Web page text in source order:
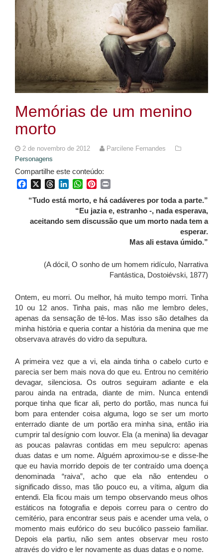
Memórias de um menino
morto
2 de novembro de 2012
Parcilene Fernandes
Personagens
Compartilhe este conteúdo:
FacebookThreadsLinkedInWhatsApp
Pinterest
“Tudo está morto, e há cadáveres por toda a parte.”
“Eu jazia e, estranho -, nada esperava,
aceitando sem discussão que um morto nada tem a
esperar.
Mas ali estava úmido.”
(A dócil, O sonho de um homem ridículo, Narrativa
Fantástica, Dostoiévski, 1877)
Ontem, eu morri. Ou melhor, há muito tempo morri. Tinha
10 ou 12 anos. Tinha pais, mas não me lembro deles,
apenas da sensação de tê-los. Mas isso são detalhes da
minha história e queria contar a história da menina que me
observava através do vidro da sepultura.
A primeira vez que a vi, ela ainda tinha o cabelo curto e
parecia ser bem mais nova do que eu. Entrou no cemitério
devagar, silenciosa. Os outros seguiram adiante e ela
parou ainda na entrada, diante de mim. Nunca entendi
porque tinha que ficar ali, perto do portão, mas nunca fui
bom para entender coisa alguma, logo se ser um morto
enterrado diante de um portão era minha sina, então iria
cumprir tal desígnio com louvor. Ela (a menina) lia devagar
as poucas palavras contidas em meu sepulcro: apenas
duas datas e um nome. Alguém aproximou-se e disse-lhe
que eu havia morrido depois de ter contraído uma doença
denominada “raiva”, acho que ela não entendeu o
significado disso, mas tão pouco eu, a vítima, algum dia
entendi. Ela ficou mais um tempo observando meus olhos
estáticos na fotografia e depois correu para o centro do
cemitério, para encontrar seus pais e acender uma vela, o
momento mais eufórico do seu bucólico passeio familiar.
Depois ela partiu, não sem antes observar meu rosto
através do vidro e ler novamente as duas datas e o nome.